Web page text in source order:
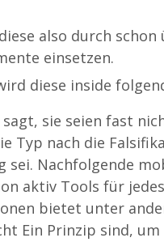
also durch
einsetzen.
diese inside
sie seien fast
Typ nach die
sei. Nachfolgende
aktiv Tools für
bietet unter
Ein Prinzip sind,